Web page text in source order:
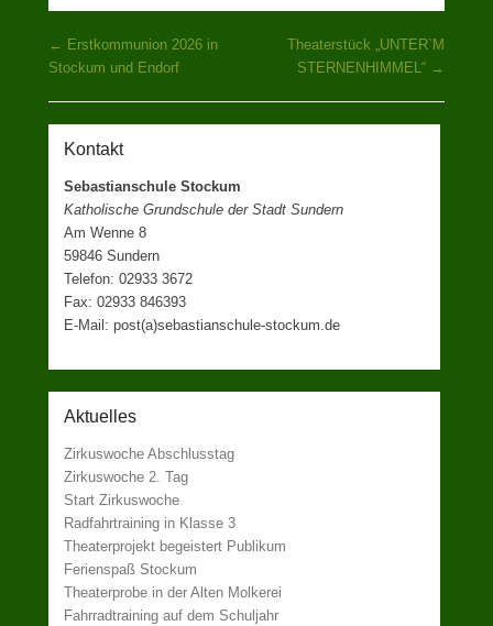
Beitragsnavigation
← Erstkommunion 2026 in
Stockum und Endorf
Theaterstück „UNTER`M
STERNENHIMMEL“ →
Kontakt
Sebastianschule Stockum
Katholische Grundschule der Stadt Sundern
Am Wenne 8
59846 Sundern
Telefon: 02933 3672
Fax: 02933 846393
E-Mail: post(a)sebastianschule-stockum.de
Aktuelles
Zirkuswoche Abschlusstag
Zirkuswoche 2. Tag
Start Zirkuswoche
Radfahrtraining in Klasse 3
Theaterprojekt begeistert Publikum
Ferienspaß Stockum
Theaterprobe in der Alten Molkerei
Fahrradtraining auf dem Schuljahr